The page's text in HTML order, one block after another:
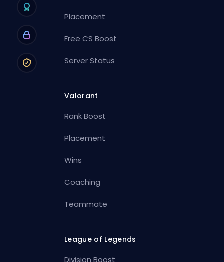
Placement
Free CS Boost
Server Status
Valorant
Rank Boost
Placement
Wins
Coaching
Teammate
League of Legends
Division Boost